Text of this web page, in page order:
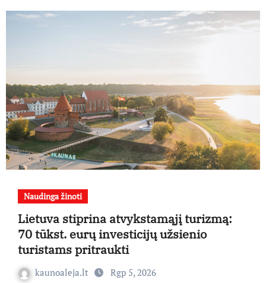
Naudinga žinoti
Lietuva stiprina atvykstamąjį turizmą:
70 tūkst. eurų investicijų užsienio
turistams pritraukti
kaunoaleja.lt Rgp 5, 2026